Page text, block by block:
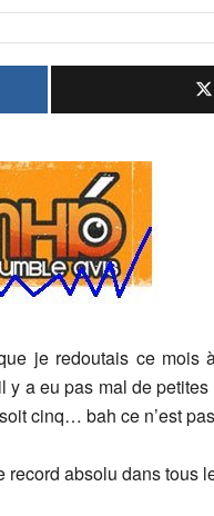
je redoutais ce mois
y a eu pas mal de
cinq… bah ce n’est
record absolu dans tous